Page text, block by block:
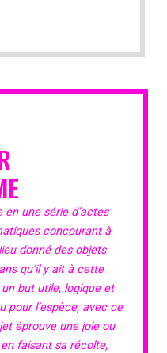
une série d’actes
concourant à
donné des objets
qu’il y ait à cette
but utile, logique et
pour l’espèce, avec ce
éprouve une joie ou
faisant sa récolte,